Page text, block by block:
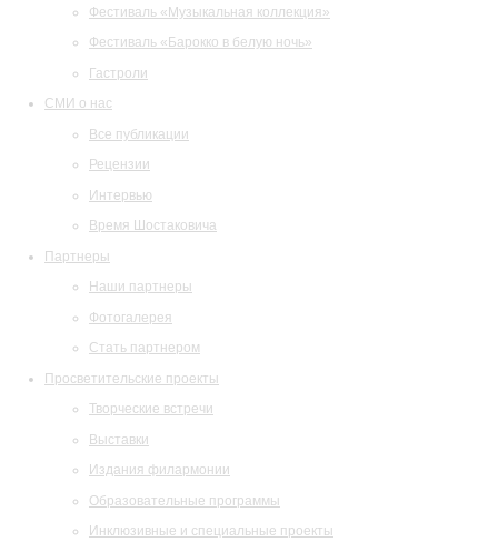
Фестиваль «Музыкальная коллекция»
Фестиваль «Барокко в белую ночь»
Гастроли
СМИ о нас
Все публикации
Рецензии
Интервью
Время Шостаковича
Партнеры
Наши партнеры
Фотогалерея
Стать партнером
Просветительские проекты
Творческие встречи
Выставки
Издания филармонии
Образовательные программы
Инклюзивные и специальные проекты